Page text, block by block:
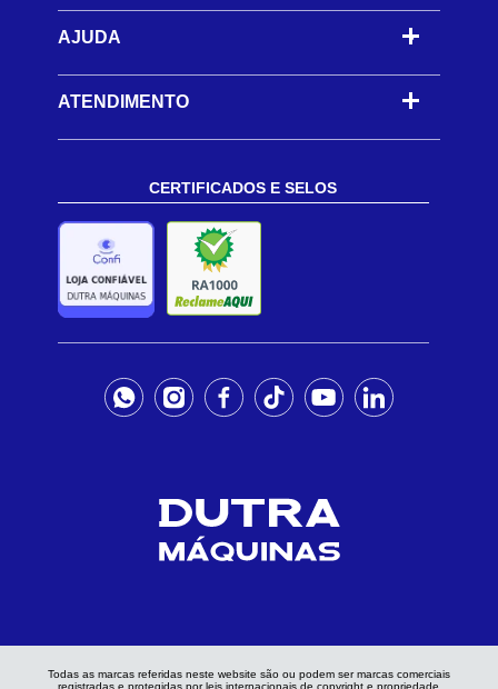
AJUDA -
ATENDIMENTO
CERTIFICADOS E SELOS
Todas as marcas referidas neste website são ou podem ser marcas comerciais